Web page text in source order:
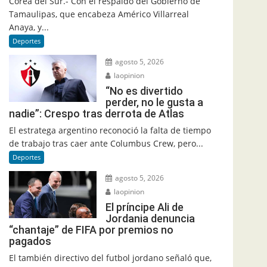
Tamaulipas, que encabeza Américo Villarreal
Anaya, y...
Deportes
agosto 5, 2026
laopinion
“No es divertido
perder, no le gusta a
nadie”: Crespo tras derrota de Atlas
El estratega argentino reconoció la falta de tiempo
de trabajo tras caer ante Columbus Crew, pero...
Deportes
agosto 5, 2026
laopinion
El príncipe Ali de
Jordania denuncia
“chantaje” de FIFA por premios no
pagados
El también directivo del futbol jordano señaló que,